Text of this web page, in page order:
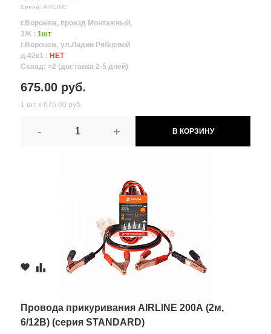
Бренд: AIRLINE
г.Воронеж, проезд Монтажный,
3Ж : 1шт
г.Воронеж, ул.Лидии Рябцевой
д.42к1 : НЕТ
Склад: >2 (доставка 2-5 дней)
675.00 руб.
1 шт х 675.00 руб.
- + В КОРЗИНУ
Провода прикуривания AIRLINE 200А (2м,
6/12В) (серия STANDARD)